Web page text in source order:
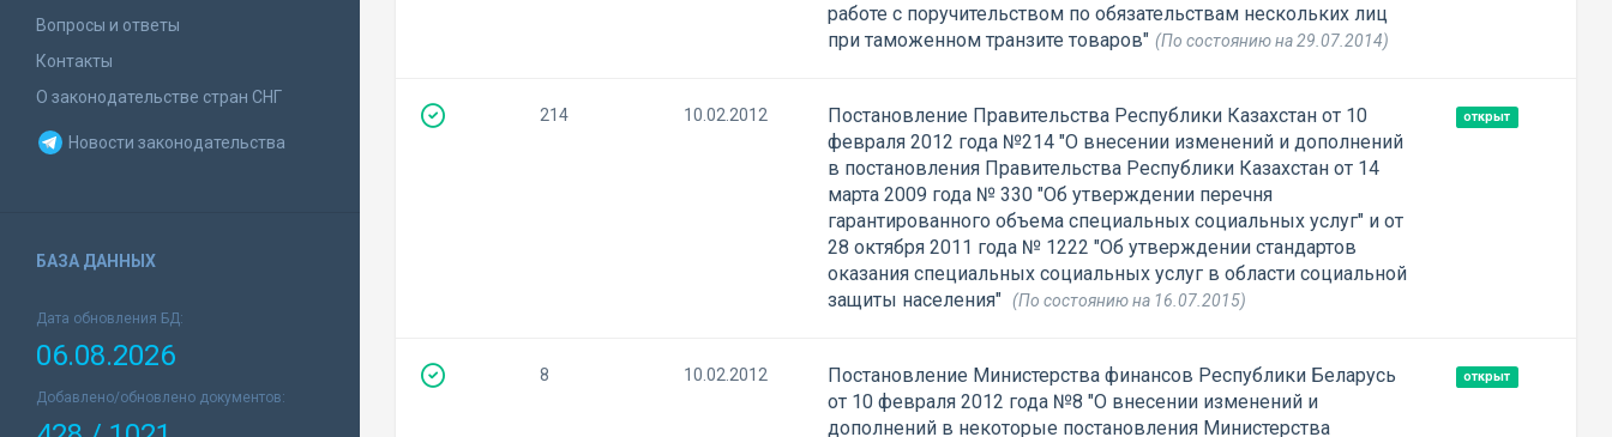
Вопросы и ответы
Контакты
О законодательстве стран СНГ
Новости законодательства
БАЗА ДАННЫХ
Дата обновления БД:
06.08.2026
Добавлено/обновлено документов:
работе с поручительством по обязательствам нескольких лиц
при таможенном транзите товаров" (По состоянию на 29.07.2014)
214 10.02.2012
Постановление Правительства Республики Казахстан от 10
февраля 2012 года №214 "О внесении изменений и дополнений
в постановления Правительства Республики Казахстан от 14
марта 2009 года № 330 "Об утверждении перечня
гарантированного объема специальных социальных услуг" и от
28 октября 2011 года № 1222 "Об утверждении стандартов
оказания специальных социальных услуг в области социальной
защиты населения" (По состоянию на 16.07.2015)
открыт
8 10.02.2012
Постановление Министерства финансов Республики Беларусь
от 10 февраля 2012 года №8 "О внесении изменений и
дополнений в некоторые постановления Министерства
открыт